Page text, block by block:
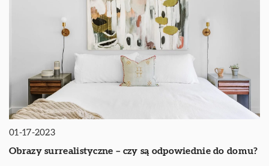
01-17-2023
Obrazy surrealistyczne – czy są odpowiednie do domu?